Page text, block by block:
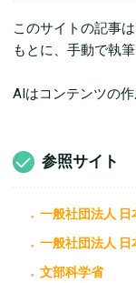
このサイトの記事
もとに、手動で執筆
AIはコンテンツの
参照サイト
一般社団法人 日
一般社団法人 日
文部科学省